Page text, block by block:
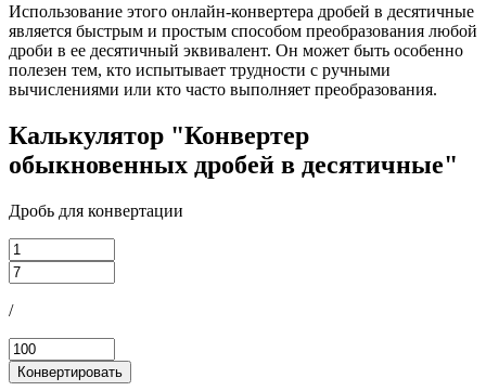
Использование этого онлайн-конвертера дробей в десятичные
является быстрым и простым способом преобразования любой
дроби в ее десятичный эквивалент. Он может быть особенно
полезен тем, кто испытывает трудности с ручными
вычислениями или кто часто выполняет преобразования.
Калькулятор "Конвертер
обыкновенных дробей в десятичные"
Дробь для конвертации
/
Конвертировать